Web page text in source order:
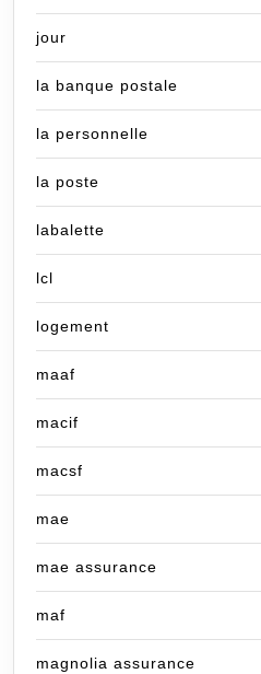
jour
la banque postale
la personnelle
la poste
labalette
lcl
logement
maaf
macif
macsf
mae
mae assurance
maf
magnolia assurance